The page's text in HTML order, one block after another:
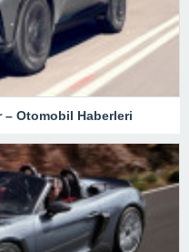
– Otomobil Haberleri